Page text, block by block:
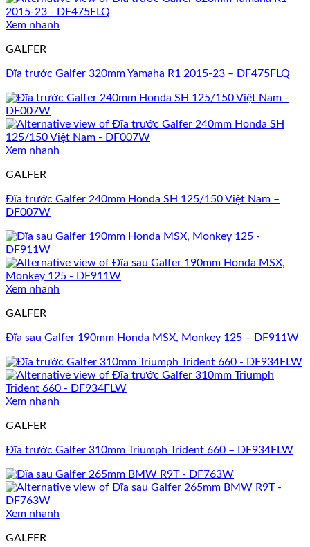
Xem nhanh
GALFER
Đĩa trước Galfer 320mm Yamaha R1 2015-23 – DF475FLQ
Xem nhanh
GALFER
Đĩa trước Galfer 240mm Honda SH 125/150 Việt Nam –
DF007W
Xem nhanh
GALFER
Đĩa sau Galfer 190mm Honda MSX, Monkey 125 – DF911W
Xem nhanh
GALFER
Đĩa trước Galfer 310mm Triumph Trident 660 – DF934FLW
Xem nhanh
GALFER